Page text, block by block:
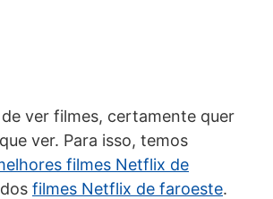
ver filmes, certamente quer
ver. Para isso, temos
filmes Netflix de
filmes Netflix de faroeste.